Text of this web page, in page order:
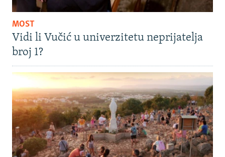
MOST
Vidi li Vučić u univerzitetu neprijatelja
broj 1?